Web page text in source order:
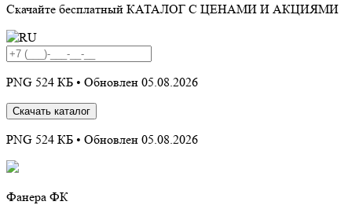
Скачайте бесплатный КАТАЛОГ С ЦЕНАМИ И АКЦИЯМИ
PNG 524 КБ • Обновлен 05.08.2026
Скачать каталог
PNG 524 КБ • Обновлен 05.08.2026
Фанера ФК